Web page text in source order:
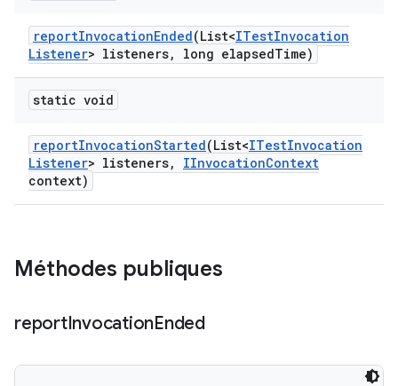
reportInvocationEnded(List<ITestInvocation
Listener> listeners, long elapsedTime)
static void
reportInvocationStarted(List<ITestInvocation
Listener> listeners, IInvocationContext
context)
Méthodes publiques
reportInvocationEnded